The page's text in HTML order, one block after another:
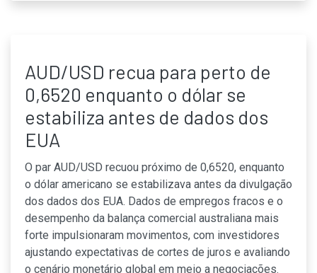
AUD/USD recua para perto de
0,6520 enquanto o dólar se
estabiliza antes de dados dos
EUA
O par AUD/USD recuou próximo de 0,6520, enquanto
o dólar americano se estabilizava antes da divulgação
dos dados dos EUA. Dados de empregos fracos e o
desempenho da balança comercial australiana mais
forte impulsionaram movimentos, com investidores
ajustando expectativas de cortes de juros e avaliando
o cenário monetário global em meio a negociações.